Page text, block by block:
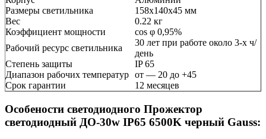
Размеры светильника
158х140х45 мм
Вес
0.22 кг
Коэффициент мощности
cos φ 0,95%
Рабочий ресурс светильника
30 лет при работе около 3-х ч/
день
Степень защиты
IP 65
Диапазон рабочих температур от — 20 до +45
Срок гарантии
12 месяцев
Особености светодиодного Прожектор
светодиодный ДО-30w IP65 6500K черный Gauss: